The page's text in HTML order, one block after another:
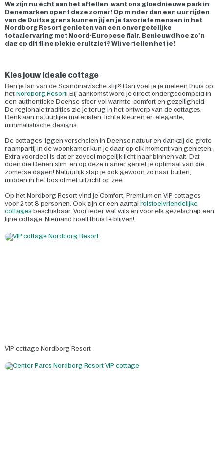
We zijn nu écht aan het aftellen, want ons gloednieuwe park in
Denemarken opent deze zomer! Op minder dan een uur rijden
van de Duitse grens kunnen jij en je favoriete mensen in het
Nordborg Resort genieten van een onvergetelijke
totaalervaring met Noord-Europese flair. Benieuwd hoe zo’n
dag op dit fijne plekje eruitziet? Wij vertellen het je!
Kies jouw ideale cottage
Ben je fan van de Scandinavische stijl? Dan voel je je meteen thuis op
het Nordborg Resort! Bij aankomst word je direct ondergedompeld in
een authentieke Deense sfeer vol warmte, comfort en gezelligheid.
De regionale tradities zie je terug in het ontwerp van de cottages.
Denk aan natuurlijke materialen, lichte kleuren en elegante,
minimalistische designs.
De cottages liggen verscholen in Deense natuur en dankzij de grote
raampartij in de woonkamer kun je daar op elk moment van genieten.
Extra voordeel is dat er zoveel mogelijk licht naar binnen valt. Dat
doen die Denen slim, en op deze manier geniet je optimaal van die
zomerse dagen! Natuurlijk stap je ook gewoon zo naar buiten,
midden in het bos of met uitzicht op zee.
Op het Nordborg Resort vind je Comfort, Premium en VIP cottages
voor 2 tot 8 personen. Ook zijn er een aantal rolstoelvriendelijke
cottages beschikbaar. Voor ieder wat wils en voor elk gezelschap een
fijne cottage. Niemand hoeft thuis te blijven!
VIP cottage Nordborg Resort